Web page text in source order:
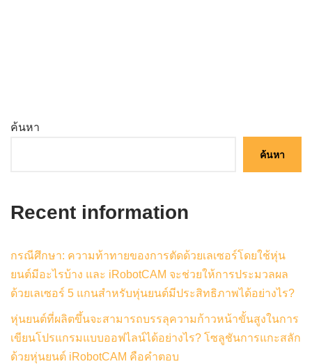
ค้นหา
ค้นหา
Recent information
กรณีศึกษา: ความท้าทายของการตัดด้วยเลเซอร์โดยใช้หุ่น
ยนต์มีอะไรบ้าง และ iRobotCAM จะช่วยให้การประมวลผล
ด้วยเลเซอร์ 5 แกนสำหรับหุ่นยนต์มีประสิทธิภาพได้อย่างไร?
หุ่นยนต์ที่ผลิตขึ้นจะสามารถบรรลุความก้าวหน้าขั้นสูงในการ
เขียนโปรแกรมแบบออฟไลน์ได้อย่างไร? โซลูชันการแกะสลัก
ด้วยหุ่นยนต์ iRobotCAM คือคำตอบ